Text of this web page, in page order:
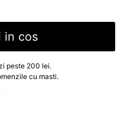
in cos
peste 200 lei.
cu masti.